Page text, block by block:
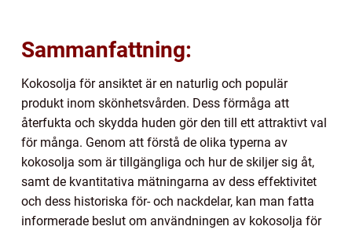
Sammanfattning:
Kokosolja för ansiktet är en naturlig och populär
produkt inom skönhetsvården. Dess förmåga att
återfukta och skydda huden gör den till ett attraktivt val
för många. Genom att förstå de olika typerna av
kokosolja som är tillgängliga och hur de skiljer sig åt,
samt de kvantitativa mätningarna av dess effektivitet
och dess historiska för- och nackdelar, kan man fatta
informerade beslut om användningen av kokosolja för